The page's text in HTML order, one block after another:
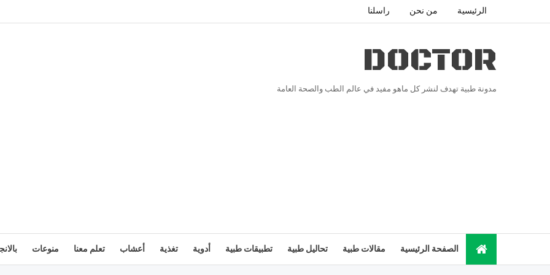
الرئيسية من نحن راسلنا
DOCTOR
مدونة طبية تهدف لنشر كل ماهو مفيد في عالم الطب والصحة العامة
الصفحة الرئيسية مقالات طبية تحاليل طبية تطبيقات طبية أدوية تغذية أعشاب تعلم معنا منوعات